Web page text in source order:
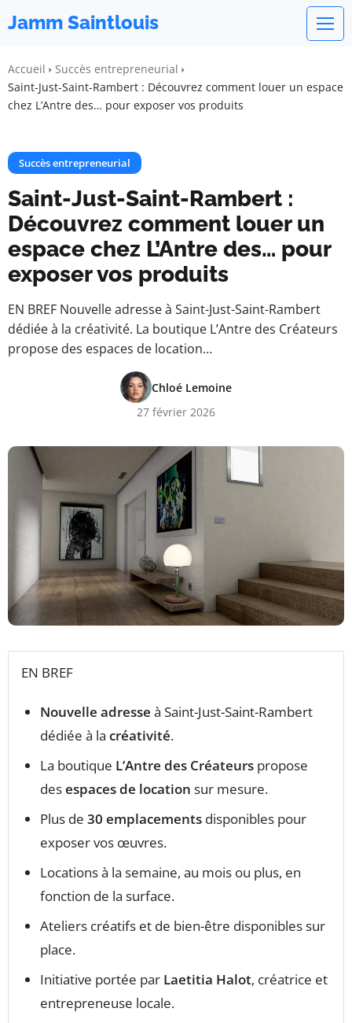
Jamm Saintlouis
Accueil
Succès entrepreneurial
Saint-Just-Saint-Rambert : Découvrez comment louer un espace
chez L’Antre des… pour exposer vos produits
Succès entrepreneurial
Saint-Just-Saint-Rambert :
Découvrez comment louer un
espace chez L’Antre des… pour
exposer vos produits
EN BREF Nouvelle adresse à Saint-Just-Saint-Rambert
dédiée à la créativité. La boutique L’Antre des Créateurs
propose des espaces de location…
Chloé Lemoine
27 février 2026
EN BREF
Nouvelle adresse à Saint-Just-Saint-Rambert
dédiée à la créativité.
La boutique L’Antre des Créateurs propose
desespaces de location sur mesure.
Plus de 30 emplacements disponibles pour
exposer vos œuvres.
Locations à la semaine, au mois ou plus, en
fonction de la surface.
Ateliers créatifs et de bien-être disponibles sur
place.
Initiative portée par Laetitia Halot, créatrice et
entrepreneuse locale.